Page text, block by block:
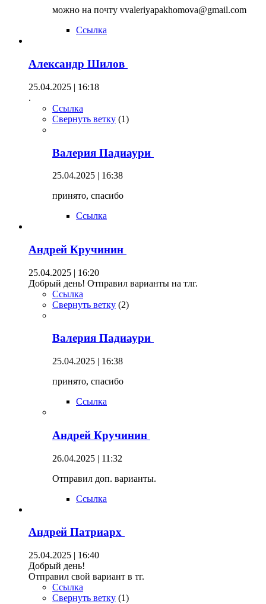
можно на почту vvaleriyapakhomova@gmail.com
Ссылка
Александр Шилов
25.04.2025 | 16:18
.
Ссылка
Свернуть ветку (1)
Валерия Падиаури
25.04.2025 | 16:38
принято, спасибо
Ссылка
Андрей Кручинин
25.04.2025 | 16:20
Добрый день! Отправил варианты на тлг.
Ссылка
Свернуть ветку (2)
Валерия Падиаури
25.04.2025 | 16:38
принято, спасибо
Ссылка
Андрей Кручинин
26.04.2025 | 11:32
Отправил доп. варианты.
Ссылка
Андрей Патриарх
25.04.2025 | 16:40
Добрый день!
Отправил свой вариант в тг.
Ссылка
Свернуть ветку (1)